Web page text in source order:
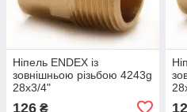
Ніпель ENDEX із
зовнішньою різьбою 4243g
28x3/4"
126 ₴